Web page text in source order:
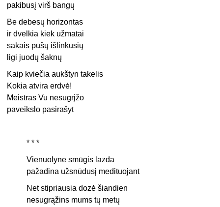
pakibusį virš bangų
Be debesų horizontas
ir dvelkia kiek užmatai
sakais pušų išlinkusių
ligi juodų šaknų
Kaip kviečia aukštyn takelis
Kokia atvira erdvė!
Meistras Vu nesugrįžo
paveikslo pasirašyt
* * *
Vienuolyne smūgis lazda
pažadina užsnūdusį medituojant
Net stipriausia dozė šiandien
nesugrąžins mums tų metų